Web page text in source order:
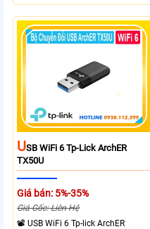
transmission. Band Steering
technology optimizes connections,
Beamforming enhances signal
focus for better coverage. Upgrade
leading-edge features.
USB WiFi 6 Tp-Lick ArchER
TX50U
Giá bán: 5%-35%
Giá Gốc: Liên Hệ
📽 USB WiFi 6 Tp-lick ArchER